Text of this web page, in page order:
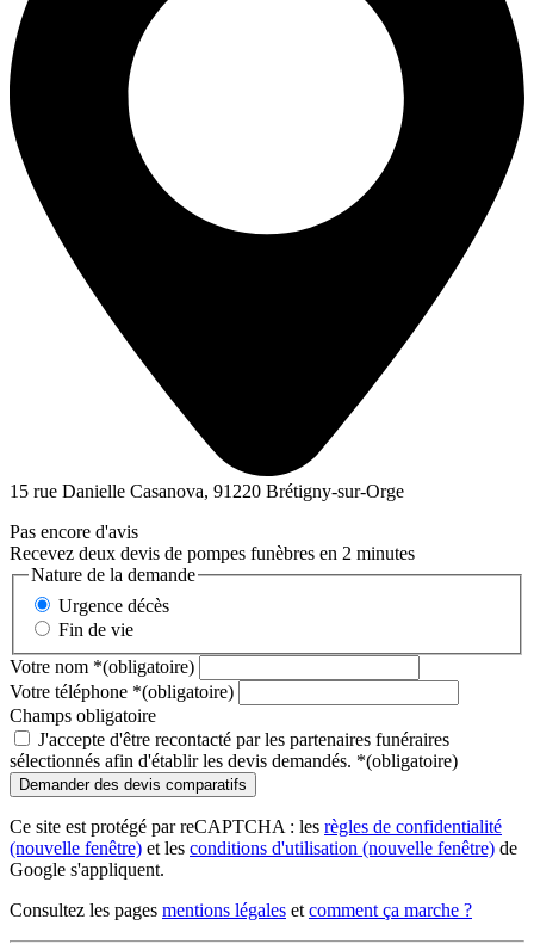
15 rue Danielle Casanova, 91220 Brétigny-sur-Orge
Pas encore d'avis
Recevez deux devis de pompes funèbres en 2 minutes
Nature de la demande
Urgence décès
Fin de vie
Votre nom *(obligatoire)
Votre téléphone *(obligatoire)
Champs obligatoire
J'accepte d'être recontacté par les partenaires funéraires
sélectionnés afin d'établir les devis demandés. *(obligatoire)
Ce site est protégé par reCAPTCHA : les règles de confidentialité
(nouvelle fenêtre) et les conditions d'utilisation (nouvelle fenêtre) de
Google s'appliquent.
Consultez les pages mentions légales et comment ça marche ?